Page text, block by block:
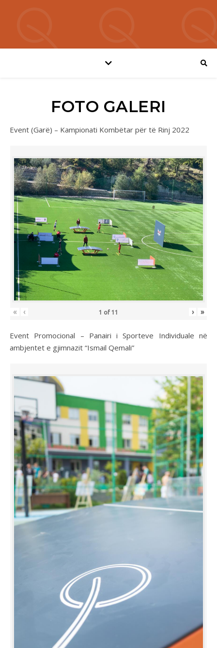
FOTO GALERI
Event (Garë) – Kampionati Kombëtar për të Rinj 2022
« ‹ 1 of 11 › »
Event Promocional – Panairi i Sporteve Individuale në
ambjentet e gjimnazit “Ismail Qemali”